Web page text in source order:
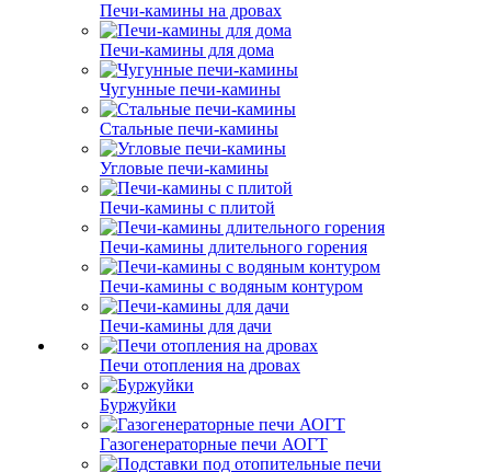
Печи-камины на дровах
Печи-камины для дома
Чугунные печи-камины
Стальные печи-камины
Угловые печи-камины
Печи-камины с плитой
Печи-камины длительного горения
Печи-камины с водяным контуром
Печи-камины для дачи
Печи отопления на дровах
Буржуйки
Газогенераторные печи АОГТ